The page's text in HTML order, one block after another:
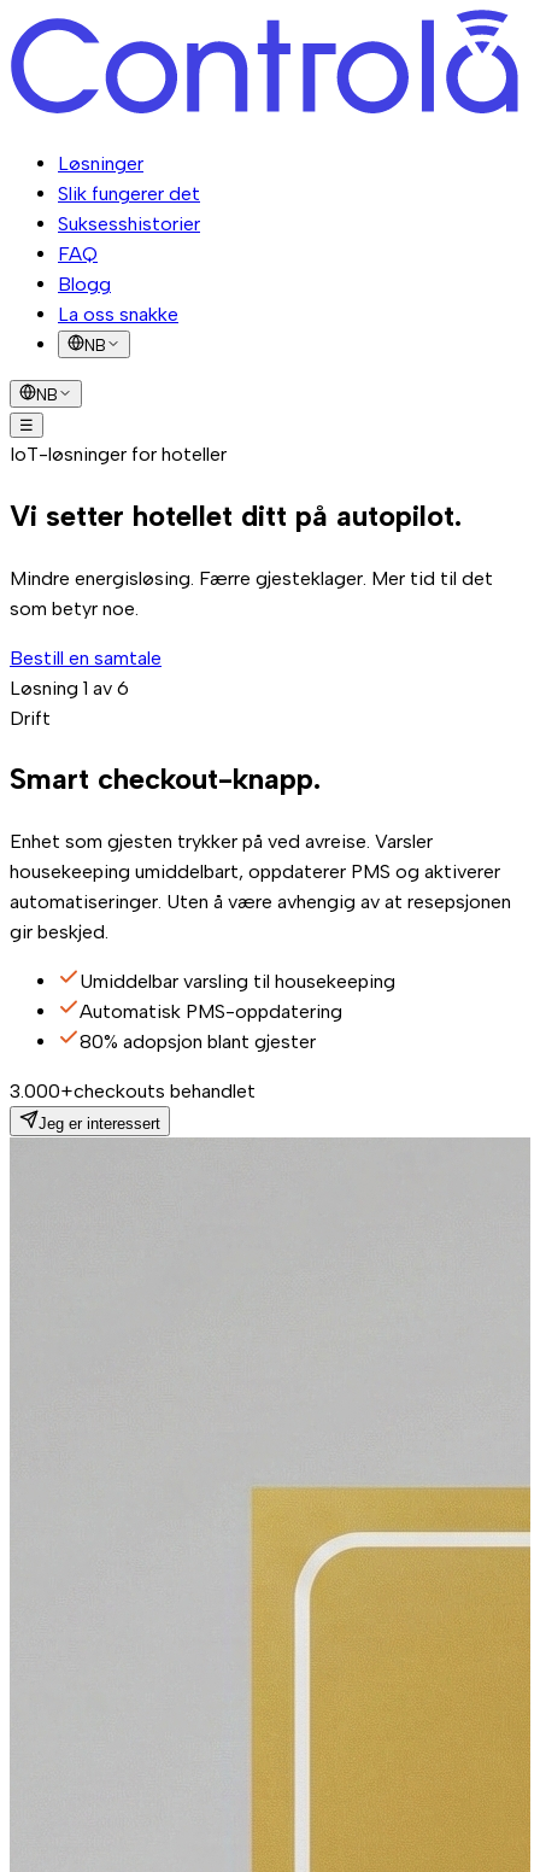
Løsninger
Slik fungerer det
Suksesshistorier
FAQ
Blogg
La oss snakke
NB
NB
☰
LøsningerSlik fungerer det
IoT-løsninger for hoteller
Vi setter hotellet ditt på autopilot.
Mindre energisløsing. Færre gjesteklager. Mer tid til det
som betyr noe.
Bestill en samtale
Løsning 1 av 6
Drift
Smart checkout-knapp.
Enhet som gjesten trykker på ved avreise. Varsler
housekeeping umiddelbart, oppdaterer PMS og aktiverer
automatiseringer. Uten å være avhengig av at resepsjonen
gir beskjed.
Umiddelbar varsling til housekeeping
Automatisk PMS-oppdatering
80% adopsjon blant gjester
3.000+checkouts behandlet
Jeg er interessert